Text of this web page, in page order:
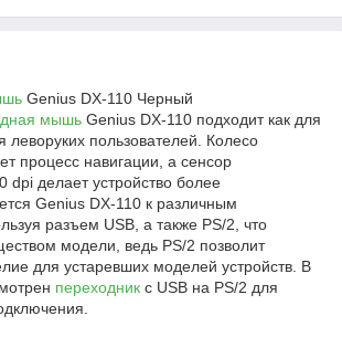
Genius DX-110 Черный
мышь Genius DX-110 подходит как для
леворуких пользователей. Колесо
процесс навигации, а сенсор
dpi делает устройство более
Genius DX-110 к различным
разъем USB, а также PS/2, что
модели, ведь PS/2 позволит
для устаревших моделей устройств. В
переходник с USB на PS/2 для